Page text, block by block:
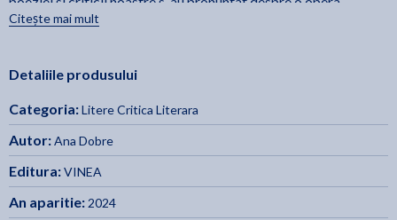
impresionanta prin amplitudinea vizionara si, deopotriva, prin
lui Tzone ca un motor instalat la Arca lui Noe. Predecesorii lui,
Vinea, Tzara si Voronca, au servit aceasta arca in secolul XX cu
combustibili amestecati, poligloti, extrasi din radacini
romanesti. Afrodita balcanica pe bicicleta ei din frunze de
eucalipt a pedalat secole intregi pentru a gasi adapost in arca
lui Tzone. Un fel de lumina extatica leviteaza deasupra
Citește mai mult
Detaliile produsului
Categoria:Litere Critica Literara
Autor:Ana Dobre
Editura:VINEA
An aparitie: 2024